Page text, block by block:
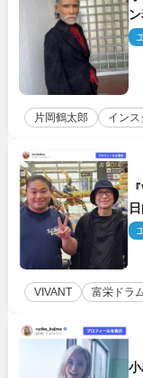
ン
片岡鶴太郎 インス
褒
VIVANT 富栄ドラ